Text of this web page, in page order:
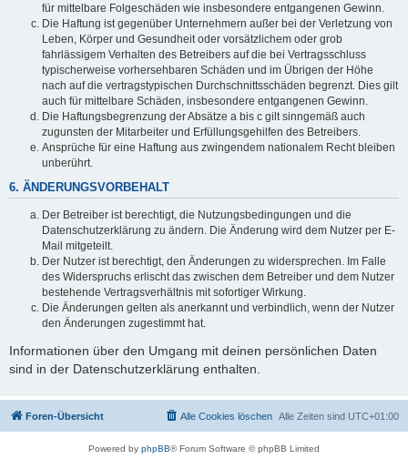
für mittelbare Folgeschäden wie insbesondere entgangenen Gewinn.
Die Haftung ist gegenüber Unternehmern außer bei der Verletzung von
Leben, Körper und Gesundheit oder vorsätzlichem oder grob
fahrlässigem Verhalten des Betreibers auf die bei Vertragsschluss
typischerweise vorhersehbaren Schäden und im Übrigen der Höhe
nach auf die vertragstypischen Durchschnittsschäden begrenzt. Dies gilt
auch für mittelbare Schäden, insbesondere entgangenen Gewinn.
Die Haftungsbegrenzung der Absätze a bis c gilt sinngemäß auch
zugunsten der Mitarbeiter und Erfüllungsgehilfen des Betreibers.
Ansprüche für eine Haftung aus zwingendem nationalem Recht bleiben
unberührt.
6. ÄNDERUNGSVORBEHALT
Der Betreiber ist berechtigt, die Nutzungsbedingungen und die
Datenschutzerklärung zu ändern. Die Änderung wird dem Nutzer per E-
Mail mitgeteilt.
Der Nutzer ist berechtigt, den Änderungen zu widersprechen. Im Falle
des Widerspruchs erlischt das zwischen dem Betreiber und dem Nutzer
bestehende Vertragsverhältnis mit sofortiger Wirkung.
Die Änderungen gelten als anerkannt und verbindlich, wenn der Nutzer
den Änderungen zugestimmt hat.
Informationen über den Umgang mit deinen persönlichen Daten
sind in der Datenschutzerklärung enthalten.
Foren-Übersicht Alle Zeiten sind UTC+01:00
Alle Cookies löschen
Powered by phpBB® Forum Software © phpBB Limited